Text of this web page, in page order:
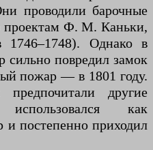
проводили барочные
проектам Ф. М. Каньки,
1746–1748). Однако в
сильно повредил замок
пожар — в 1801 году.
другие
как
и постепенно приходил